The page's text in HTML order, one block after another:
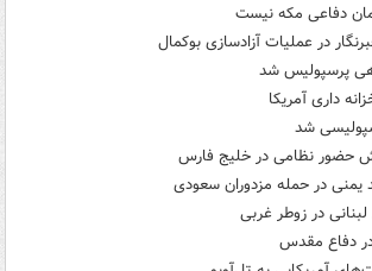
دفاعی مکه نیست
در عملیات آزادسازی بوکمال
پرسپولیس شد
داری آمریکا
شد
حضور نظامی در خلیج فارس
در دفاع مقدس